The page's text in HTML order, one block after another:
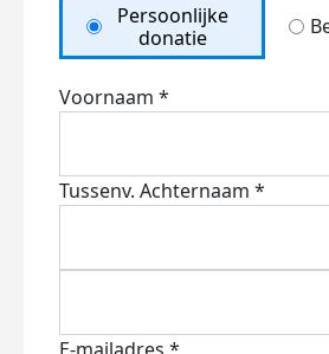
Persoonlijke
donatie
Voornaam *
Tussenv. Achternaam *